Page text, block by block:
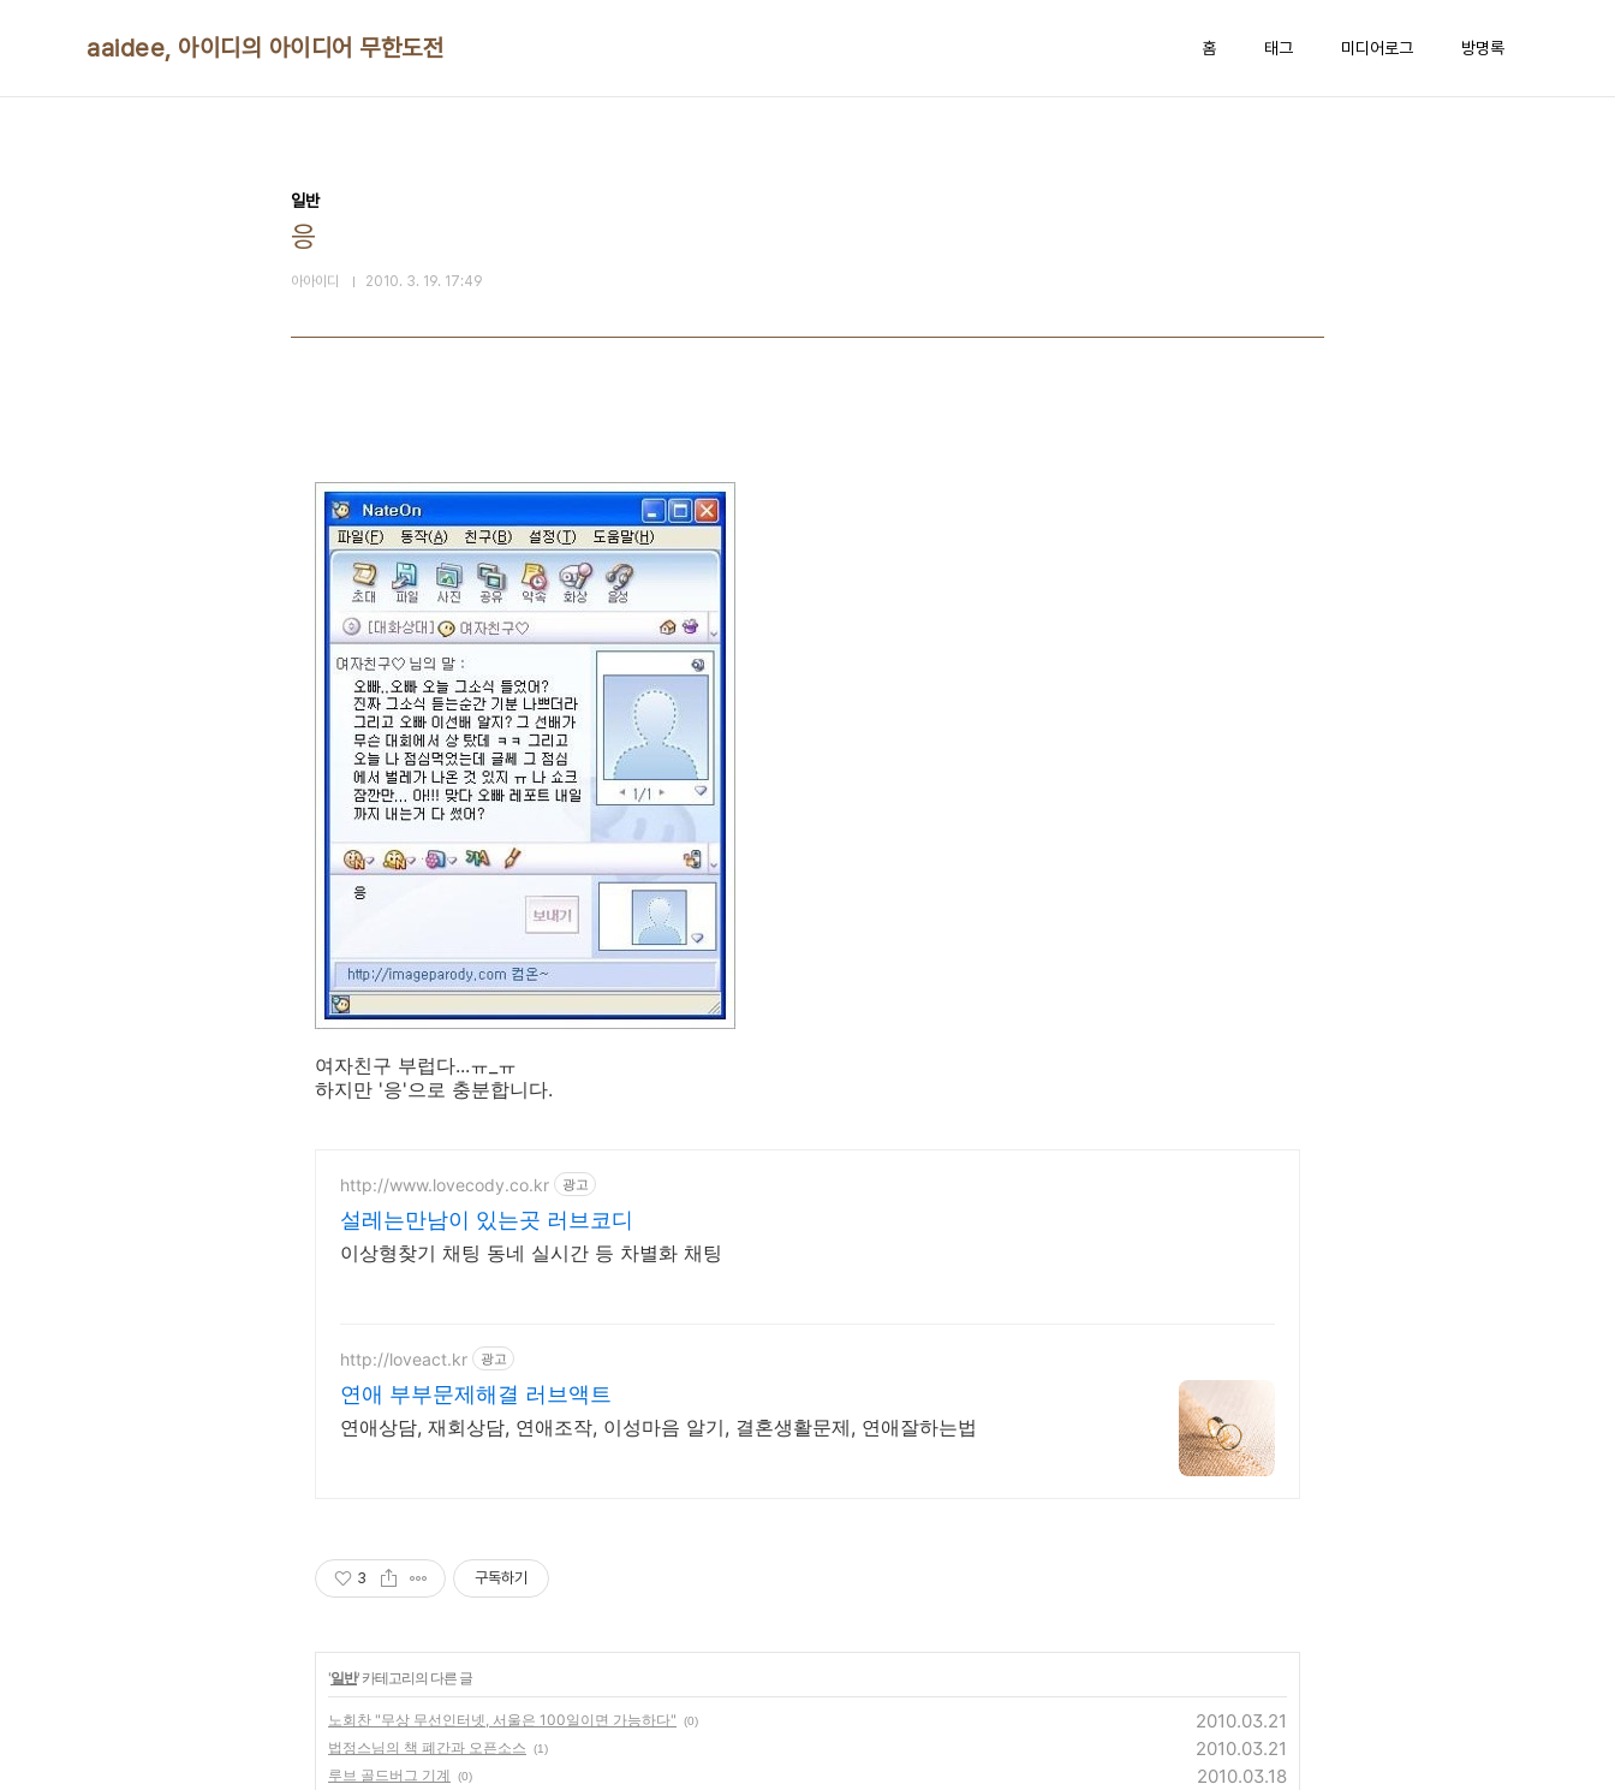
aaidee, 아이디의 아이디어 무한도전 홈 태그 미디어로그 방명록
일반
응
아아이디 2010. 3. 19. 17:49
여자친구 부럽다...ㅠ_ㅠ
하지만 '응'으로 충분합니다.
http://www.lovecody.co.kr 광고
설레는만남이 있는곳 러브코디
이상형찾기 채팅 동네 실시간 등 차별화 채팅
http://loveact.kr 광고
연애 부부문제해결 러브액트
연애상담, 재회상담, 연애조작, 이성마음 알기, 결혼생활문제, 연애잘하는법
3 구독하기
'일반' 카테고리의 다른 글
노회찬 "무상 무선인터넷, 서울은 100일이면 가능하다" (0) 2010.03.21
법정스님의 책 폐간과 오픈소스 (1) 2010.03.21
루브 골드버그 기계 (0) 2010.03.18